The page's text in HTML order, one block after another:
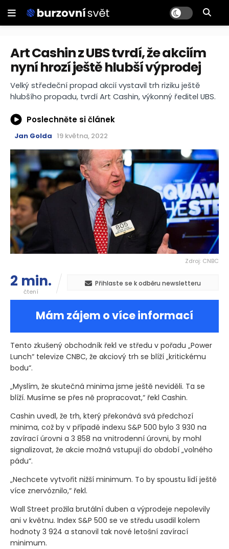
Art Cashin z UBS tvrdí, že akciím
nyní hrozí ještě hlubší výprodej
Velký středeční propad akcií vystavil trh riziku ještě
hlubšího propadu, tvrdí Art Cashin, výkonný ředitel UBS.
Poslechněte si článek
Jan Golda 19 května, 2022
Zdroj: CNBC
2 min.
čtení
Přihlaste se k odběru newsletteru
Mám zájem o více informací
Tento zkušený obchodník řekl ve středu v pořadu „Power
Lunch“ televize CNBC, že akciový trh se blíží „kritickému
bodu“.
„Myslím, že skutečná minima jsme ještě neviděli. Ta se
blíží. Musíme se přes ně propracovat,“ řekl Cashin.
Cashin uvedl, že trh, který překonává svá předchozí
minima, což by v případě indexu S&P 500 bylo 3 930 na
zavírací úrovni a 3 858 na vnitrodenní úrovni, by mohl
signalizovat, že akcie možná vstupují do období „volného
pádu“.
„Nechcete vytvořit nižší minimum. To by spoustu lidí ještě
více znervóznilo,“ řekl.
Wall Street prožila brutální duben a výprodeje nepolevily
ani v květnu. Index S&P 500 se ve středu usadil kolem
hodnoty 3 924 a stanovil tak nové letošní zavírací
minimum.